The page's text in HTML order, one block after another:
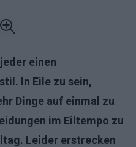
einen
In Eile zu sein,
Dinge auf einmal zu
im Eiltempo zu
Leider erstrecken